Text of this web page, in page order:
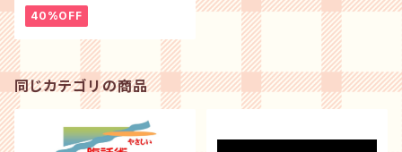
40%OFF
同じカテゴリの商品